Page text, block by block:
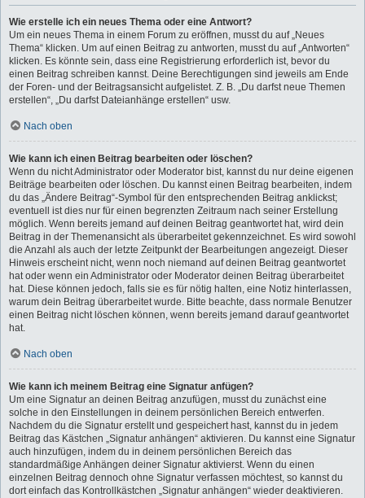
Wie erstelle ich ein neues Thema oder eine Antwort?
Um ein neues Thema in einem Forum zu eröffnen, musst du auf „Neues
Thema“ klicken. Um auf einen Beitrag zu antworten, musst du auf „Antworten“
klicken. Es könnte sein, dass eine Registrierung erforderlich ist, bevor du
einen Beitrag schreiben kannst. Deine Berechtigungen sind jeweils am Ende
der Foren- und der Beitragsansicht aufgelistet. Z. B. „Du darfst neue Themen
erstellen“, „Du darfst Dateianhänge erstellen“ usw.
Nach oben
Wie kann ich einen Beitrag bearbeiten oder löschen?
Wenn du nicht Administrator oder Moderator bist, kannst du nur deine eigenen
Beiträge bearbeiten oder löschen. Du kannst einen Beitrag bearbeiten, indem
du das „Ändere Beitrag“-Symbol für den entsprechenden Beitrag anklickst;
eventuell ist dies nur für einen begrenzten Zeitraum nach seiner Erstellung
möglich. Wenn bereits jemand auf deinen Beitrag geantwortet hat, wird dein
Beitrag in der Themenansicht als überarbeitet gekennzeichnet. Es wird sowohl
die Anzahl als auch der letzte Zeitpunkt der Bearbeitungen angezeigt. Dieser
Hinweis erscheint nicht, wenn noch niemand auf deinen Beitrag geantwortet
hat oder wenn ein Administrator oder Moderator deinen Beitrag überarbeitet
hat. Diese können jedoch, falls sie es für nötig halten, eine Notiz hinterlassen,
warum dein Beitrag überarbeitet wurde. Bitte beachte, dass normale Benutzer
einen Beitrag nicht löschen können, wenn bereits jemand darauf geantwortet
hat.
Nach oben
Wie kann ich meinem Beitrag eine Signatur anfügen?
Um eine Signatur an deinen Beitrag anzufügen, musst du zunächst eine
solche in den Einstellungen in deinem persönlichen Bereich entwerfen.
Nachdem du die Signatur erstellt und gespeichert hast, kannst du in jedem
Beitrag das Kästchen „Signatur anhängen“ aktivieren. Du kannst eine Signatur
auch hinzufügen, indem du in deinem persönlichen Bereich das
standardmäßige Anhängen deiner Signatur aktivierst. Wenn du einen
einzelnen Beitrag dennoch ohne Signatur verfassen möchtest, so kannst du
dort einfach das Kontrollkästchen „Signatur anhängen“ wieder deaktivieren.